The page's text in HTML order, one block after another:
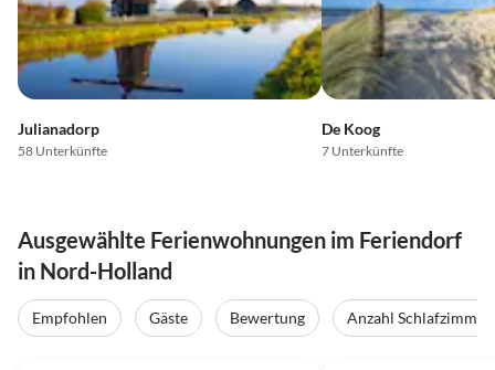
Julianadorp
58 Unterkünfte
De Koog
7 Unterkünfte
Ausgewählte Ferienwohnungen im Feriendorf
in Nord-Holland
Empfohlen Gäste Bewertung Anzahl Schlafzimmer